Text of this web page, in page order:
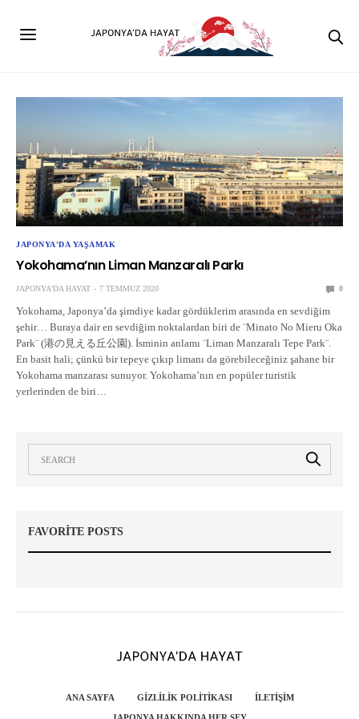
JAPONYA'DA YAŞAMAK
Yokohama’nın Liman Manzaralı Parkı
JAPONYA'DA HAYAT 7 TEMMUZ 2020 0
Yokohama, Japonya’da şimdiye kadar gördüklerim arasında en sevdiğim
şehir… Buraya dair en sevdiğim noktalardan biri de ¨Minato No Mieru Oka
Park¨ (港の見える丘公園). İsminin anlamı ¨Liman Manzaralı Tepe Park¨.
En basit hali; çünkü bir tepeye çıkıp limanı da görebileceğiniz şahane bir
Yokohama manzarası sunuyor. Yokohama’nın en popüler turistik
yerlerinden de biri…
FAVORITE POSTS
ANA SAYFA GIZLILIK POLITIKASI İLETIŞIM